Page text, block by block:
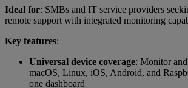
Ideal for: SMBs and IT service providers
remote support with integrated monitoring
Key features:
Universal device coverage: Monitor
macOS, Linux, iOS, Android, and
one dashboard